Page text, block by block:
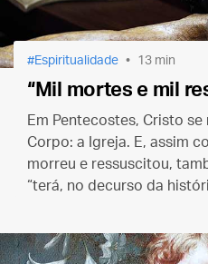
Espiritualidade 13 min
“Mil mortes e mil
Em Pentecostes, Cristo
Corpo: a Igreja. E, assim
morreu e ressuscitou,
“terá, no decurso da